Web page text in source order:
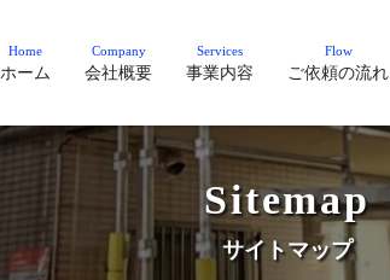
Home
ホーム
Company
会社概要
Services
事業内容
Flow
ご依頼の流れ
Sitemap
サイトマップ